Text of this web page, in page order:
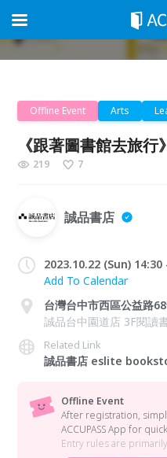
Offline Event Arts
《跟著圖書館去旅
219 7
誠品書店
2023.10.22 (Sun)
Add To Calendar
台灣台中市西區公益路
誠品台中園道店 3F閱讀
Related Link
誠品書店 eslite
Offline Event
After registration,
ACCUPASS App for
Entry rules are